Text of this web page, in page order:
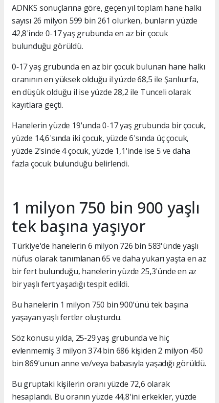
ADNKS sonuçlarına göre, geçen yıl toplam hane halkı
sayısı 26 milyon 599 bin 261 olurken, bunların yüzde
42,8'inde 0-17 yaş grubunda en az bir çocuk
bulunduğu görüldü.
0-17 yaş grubunda en az bir çocuk bulunan hane halkı
oranının en yüksek olduğu il yüzde 68,5 ile Şanlıurfa,
en düşük olduğu il ise yüzde 28,2 ile Tunceli olarak
kayıtlara geçti.
Hanelerin yüzde 19'unda 0-17 yaş grubunda bir çocuk,
yüzde 14,6'sında iki çocuk, yüzde 6'sında üç çocuk,
yüzde 2'sinde 4 çocuk, yüzde 1,1'inde ise 5 ve daha
fazla çocuk bulunduğu belirlendi.
1 milyon 750 bin 900 yaşlı
tek başına yaşıyor
Türkiye'de hanelerin 6 milyon 726 bin 583'ünde yaşlı
nüfus olarak tanımlanan 65 ve daha yukarı yaşta en az
bir fert bulunduğu, hanelerin yüzde 25,3'ünde en az
bir yaşlı fert yaşadığı tespit edildi.
Bu hanelerin 1 milyon 750 bin 900'ünü tek başına
yaşayan yaşlı fertler oluşturdu.
Söz konusu yılda, 25-29 yaş grubunda ve hiç
evlenmemiş 3 milyon 374 bin 686 kişiden 2 milyon 450
bin 869'unun anne ve/veya babasıyla yaşadığı görüldü.
Bu gruptaki kişilerin oranı yüzde 72,6 olarak
hesaplandı. Bu oranın yüzde 44,8'ini erkekler, yüzde